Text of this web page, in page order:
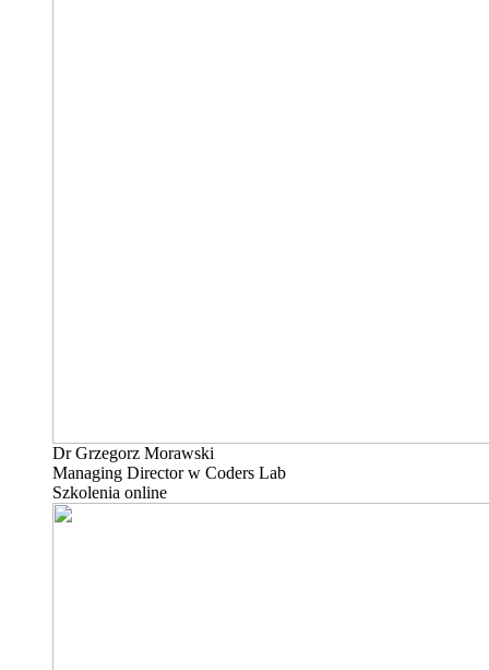
Dr Grzegorz Morawski
Managing Director w Coders Lab
Szkolenia online